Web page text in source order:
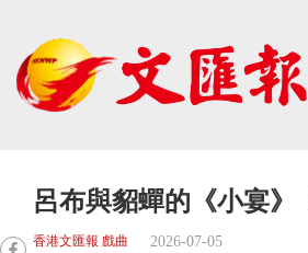
呂布與貂蟬的《小宴》
香港文匯報 戲曲 2026-07-05